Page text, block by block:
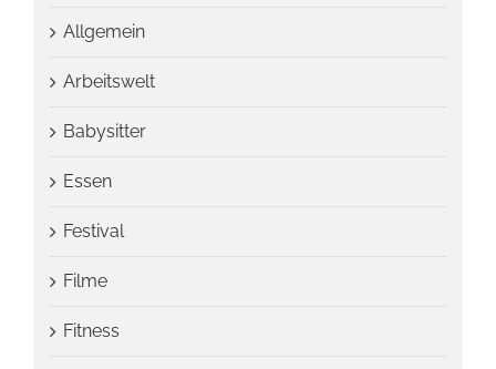
Allgemein
Arbeitswelt
Babysitter
Essen
Festival
Filme
Fitness